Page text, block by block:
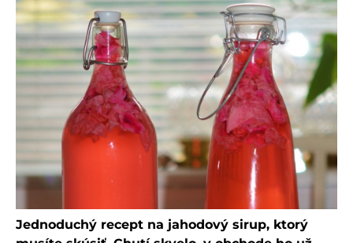
Jednoduchý recept na jahodový sirup, ktorý